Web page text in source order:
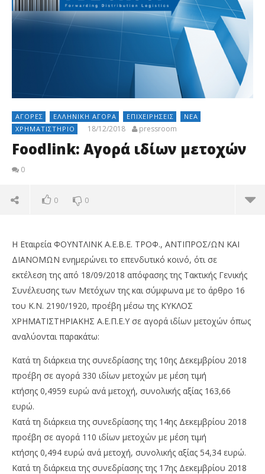
ΑΓΟΡΈΣ ΕΛΛΗΝΙΚΉ ΑΓΟΡΆ ΕΠΙΧΕΙΡΉΣΕΙΣ
ΝΈΑ
ΧΡΗΜΑΤΙΣΤΉΡΙΟ
18/12/2018 pressroom
Foodlink: Αγορά ιδίων μετοχών
0
0 0
NOW VIEWING
Foodlink: Αγορά ιδίων μετοχών
18/12/2018
pressroom
Η Εταιρεία ΦΟΥΝΤΛΙΝΚ Α.Ε.Β.Ε. ΤΡΟΦ., ΑΝΤΙΠΡΟΣ/ΩΝ ΚΑΙ
ΔΙΑΝΟΜΩΝ ενημερώνει το επενδυτικό κοινό, ότι σε
εκτέλεση της από 18/09/2018 απόφασης της Τακτικής Γενικής
Συνέλευσης των Μετόχων της και σύμφωνα με το άρθρο 16
του Κ.Ν. 2190/1920, προέβη μέσω της ΚΥΚΛΟΣ
ΧΡΗΜΑΤΙΣΤΗΡΙΑΚΗΣ Α.Ε.Π.Ε.Υ σε αγορά ιδίων μετοχών όπως
αναλύονται παρακάτω:
Κατά τη διάρκεια της συνεδρίασης της 10ης Δεκεμβρίου 2018
προέβη σε αγορά 330 ιδίων μετοχών με μέση τιμή
κτήσης 0,4959 ευρώ ανά μετοχή, συνολικής αξίας 163,66
ευρώ.
Κατά τη διάρκεια της συνεδρίασης της 14ης Δεκεμβρίου 2018
προέβη σε αγορά 110 ιδίων μετοχών με μέση τιμή
κτήσης 0,494 ευρώ ανά μετοχή, συνολικής αξίας 54,34 ευρώ.
Κατά τη διάρκεια της συνεδρίασης της 17ης Δεκεμβρίου 2018